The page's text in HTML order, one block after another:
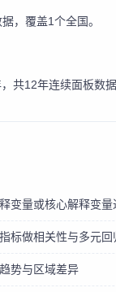
，覆盖1个全国。
共12年连续面板数据
变量或核心解释变
标做相关性与多元回
势与区域差异